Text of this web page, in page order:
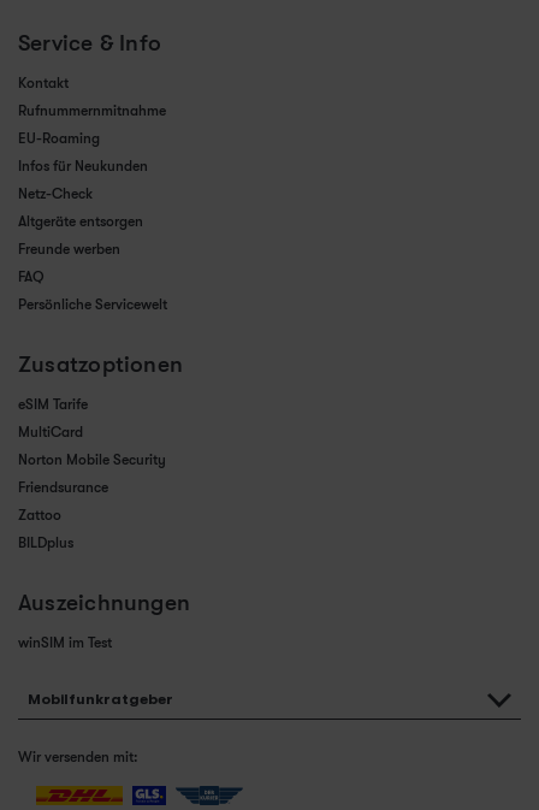
Service & Info
Kontakt
Rufnummernmitnahme
EU-Roaming
Infos für Neukunden
Netz-Check
Altgeräte entsorgen
Freunde werben
FAQ
Persönliche Servicewelt
Zusatzoptionen
eSIM Tarife
MultiCard
Norton Mobile Security
Friendsurance
Zattoo
BILDplus
Auszeichnungen
winSIM im Test
Mobilfunkratgeber
Wir versenden mit: